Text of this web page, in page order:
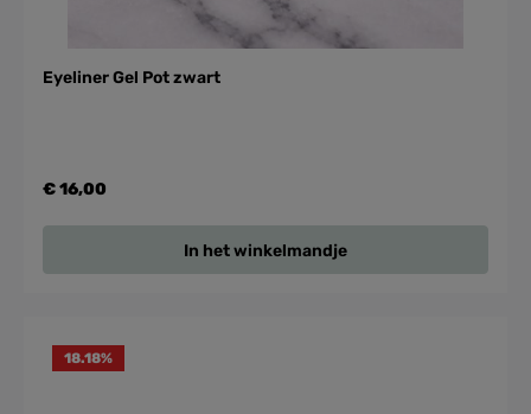
Eyeliner Gel Pot zwart
€ 16,00
In het winkelmandje
18.18%